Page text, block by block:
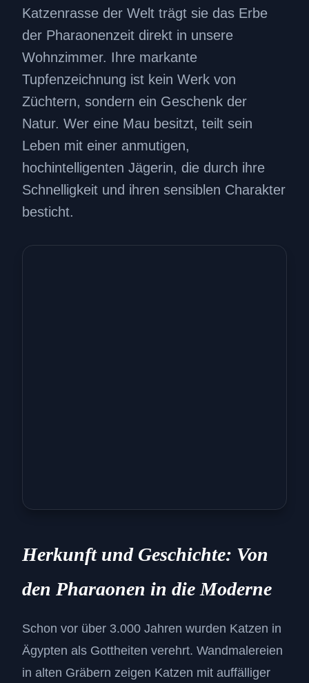
Katzenrasse der Welt trägt sie das Erbe
der Pharaonenzeit direkt in unsere
Wohnzimmer. Ihre markante
Tupfenzeichnung ist kein Werk von
Züchtern, sondern ein Geschenk der
Natur. Wer eine Mau besitzt, teilt sein
Leben mit einer anmutigen,
hochintelligenten Jägerin, die durch ihre
Schnelligkeit und ihren sensiblen Charakter
besticht.
Herkunft und Geschichte: Von
den Pharaonen in die Moderne
Schon vor über 3.000 Jahren wurden Katzen in
Ägypten als Gottheiten verehrt. Wandmalereien
in alten Gräbern zeigen Katzen mit auffälliger